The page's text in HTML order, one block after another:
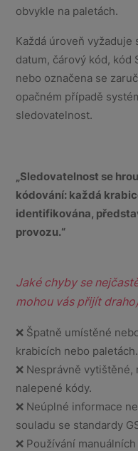
obvykle na paletách.
Každá úroveň
datum, čárový kód, kód
nebo označena se
opačném případě
sledovatelnost.
„Sledovatelnost se
kódování: každá
identifikována,
provozu.“
Jaké chyby se
mohou vás přijít
❌ Špatně umístěné
krabicích nebo paletách.
❌ Nesprávně
nalepené kódy.
❌ Neúplné informace
souladu se standardy
❌ Používání